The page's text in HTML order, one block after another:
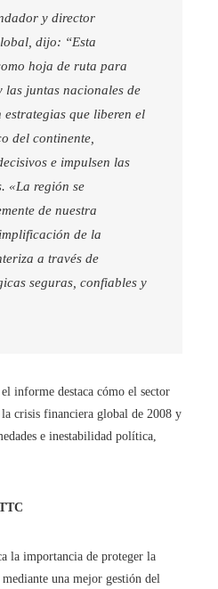
y director
dijo: “Esta
hoja de ruta para
las juntas nacionales de
que liberen el
del continente,
e impulsen las
«La región se
de nuestra
de la
a través de
seguras, confiables y
informe destaca cómo el sector
crisis financiera global de 2008 y
e inestabilidad política,
la importancia de proteger la
una mejor gestión del